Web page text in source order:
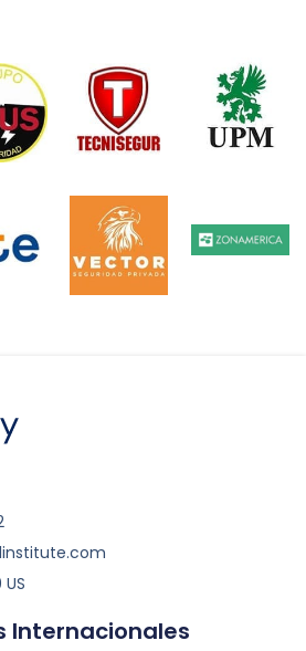
Internacionales